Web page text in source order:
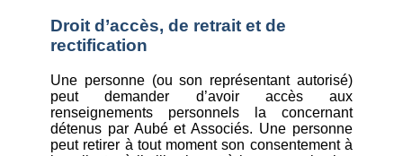
Droit d’accès, de retrait et de
rectification
Une personne (ou son représentant autorisé)
peut demander d’avoir accès aux
renseignements personnels la concernant
détenus par Aubé et Associés. Une personne
peut retirer à tout moment son consentement à